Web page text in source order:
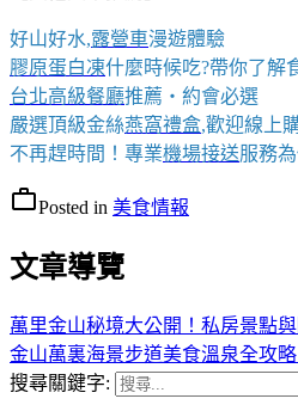
好山好水,露營車漫遊體驗
膠原蛋白凍什麼時候吃?帶你了解
台北高級餐廳推薦・約會必選
嚴選頂級金絲燕窩禮盒,歡迎線上
不再趕時間！專業機場接送服務
work_outlinePosted in 美食情報
文章導覽
萬里金山秘境大公開！私房景點
金山萬裏海景步道美食溫泉全攻
搜尋關鍵字: